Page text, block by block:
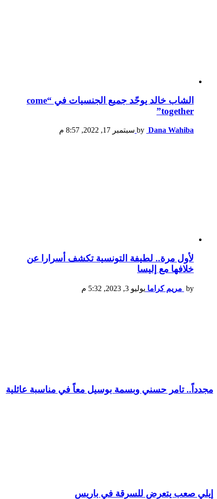
الشاب خالد يوحّد جميع الجنسيات في “come
together”
by Dana Wahiba سبتمبر 17, 2022, 8:57 م
لأول مرة.. لطيفة التونسية تكشف أسرارا عن
خلافها مع إليسا
by مريم كراما يوليو 3, 2023, 5:32 م
مجدداً.. تامر حسني وبسمة بوسيل معاً في مناسبة عائلية
إيلي صعب يتعرض للسرقة في باريس